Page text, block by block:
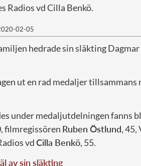
Radios vd Cilla Benkö.
02-05
hedrade sin släkting
ut en rad medaljer
under medaljutdelningen fanns
filmregissören Ruben Östlund, 45,
vdCilla Benkö, 55.
av sin släkting